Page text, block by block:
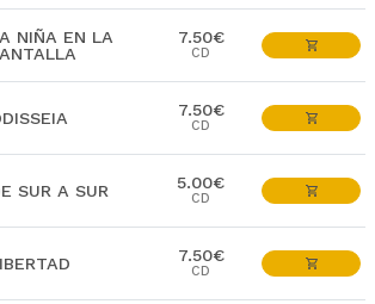
NIÑA EN LA
7.50€
CD
7.50€
CD
SUR A SUR 5.00€
CD
7.50€
CD